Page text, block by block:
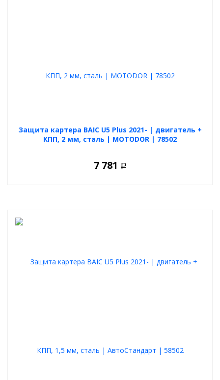
Защита картера BAIC U5 Plus 2021- | двигатель +
КПП, 2 мм, сталь | MOTODOR | 78502
7 781 Р